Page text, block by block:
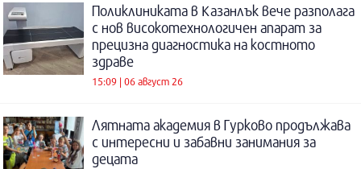
Поликлиниката в Казанлък вече разполага
с нов високотехнологичен апарат за
прецизна диагностика на костното
здраве
15:09 | 06 август 26
Лятната академия в Гурково продължава
с интересни и забавни занимания за
децата